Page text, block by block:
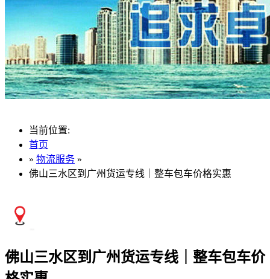
当前位置:
首页
» 物流服务 »
佛山三水区到广州货运专线｜整车包车价格实惠
佛山三水区到广州货运专线｜整车包车价